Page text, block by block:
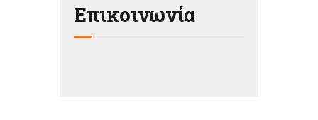
Επικοινωνία